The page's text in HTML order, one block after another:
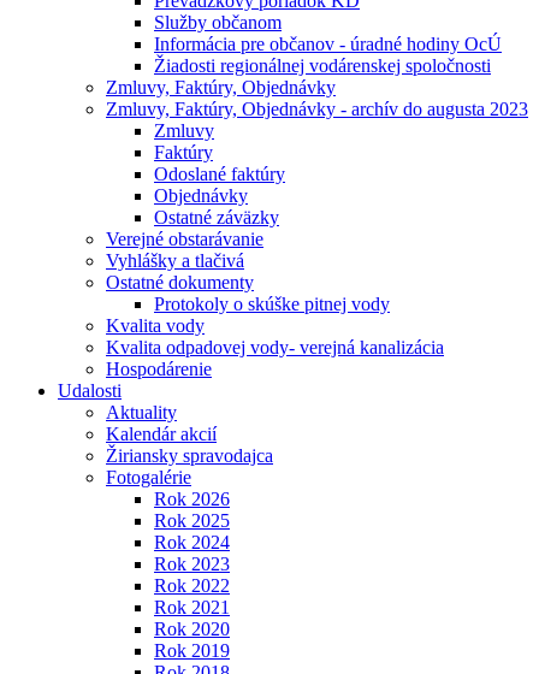
Služby občanom
Informácia pre občanov - úradné hodiny OcÚ
Žiadosti regionálnej vodárenskej spoločnosti
Zmluvy, Faktúry, Objednávky
Zmluvy, Faktúry, Objednávky - archív do augusta 2023
Zmluvy
Faktúry
Odoslané faktúry
Objednávky
Ostatné záväzky
Verejné obstarávanie
Vyhlášky a tlačivá
Ostatné dokumenty
Protokoly o skúške pitnej vody
Kvalita vody
Kvalita odpadovej vody- verejná kanalizácia
Hospodárenie
Udalosti
Aktuality
Kalendár akcií
Žiriansky spravodajca
Fotogalérie
Rok 2026
Rok 2025
Rok 2024
Rok 2023
Rok 2022
Rok 2021
Rok 2020
Rok 2019